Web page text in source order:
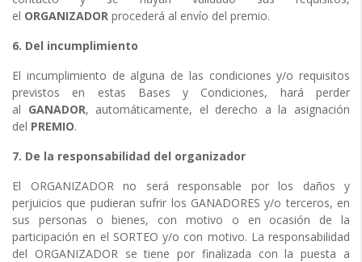
el ORGANIZADOR procederá al envío del premio.
6. Del incumplimiento
El incumplimiento de alguna de las condiciones y/o requisitos
previstos en estas Bases y Condiciones, hará perder
al GANADOR, automáticamente, el derecho a la asignación
del PREMIO.
7. De la responsabilidad del organizador
El ORGANIZADOR no será responsable por los daños y
perjuicios que pudieran sufrir los GANADORES y/o terceros, en
sus personas o bienes, con motivo o en ocasión de la
participación en el SORTEO y/o con motivo. La responsabilidad
del ORGANIZADOR se tiene por finalizada con la puesta a